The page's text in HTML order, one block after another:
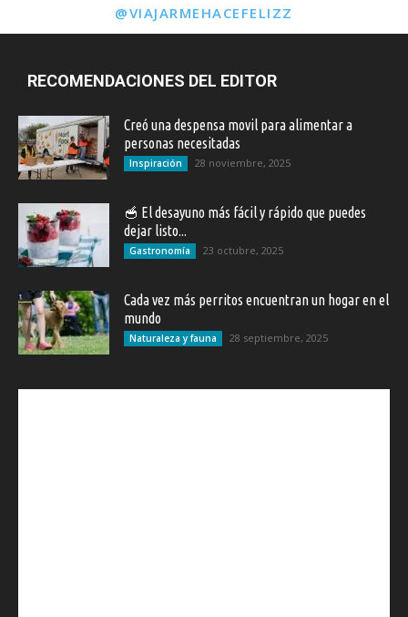
@VIAJARMEHACEFELIZZ
RECOMENDACIONES DEL EDITOR
Creó una despensa movil para alimentar a
personas necesitadas
Inspiración 28 noviembre, 2025
🥣 El desayuno más fácil y rápido que puedes
dejar listo...
Gastronomía 23 octubre, 2025
Cada vez más perritos encuentran un hogar en el
mundo
Naturaleza y fauna 28 septiembre, 2025